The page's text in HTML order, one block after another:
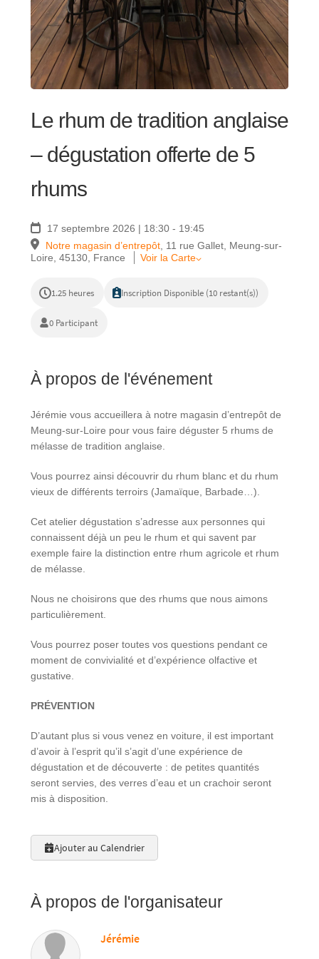
RÉGIONS
COFFRETS & CADEAUX
BOUTIQUE LOIRET
BLOG
Le rhum de tradition anglaise
– dégustation offerte de 5
rhums
17 septembre 2026 | 18:30 - 19:45
Notre magasin d’entrepôt, 11 rue Gallet, Meung-sur-
Loire, 45130, France
Voir la Carte
1.25 heures Inscription Disponible (10 restant(s))
0 Participant
À propos de l'événement
Jérémie vous accueillera à notre magasin d’entrepôt de
Meung-sur-Loire pour vous faire déguster 5 rhums de
mélasse de tradition anglaise.
Vous pourrez ainsi découvrir du rhum blanc et du rhum
vieux de différents terroirs (Jamaïque, Barbade…).
Cet atelier dégustation s’adresse aux personnes qui
connaissent déjà un peu le rhum et qui savent par
exemple faire la distinction entre rhum agricole et rhum
de mélasse.
Nous ne choisirons que des rhums que nous aimons
particulièrement.
Vous pourrez poser toutes vos questions pendant ce
moment de convivialité et d’expérience olfactive et
gustative.
PRÉVENTION
D’autant plus si vous venez en voiture, il est important
d’avoir à l’esprit qu’il s’agit d’une expérience de
dégustation et de découverte : de petites quantités
seront servies, des verres d’eau et un crachoir seront
mis à disposition.
Ajouter au Calendrier
À propos de l'organisateur
Jérémie